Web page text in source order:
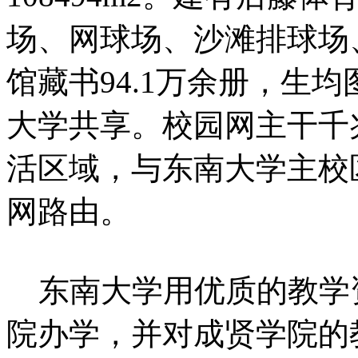
场、网球场、沙滩排球
馆藏书94.1万余册，生均
大学共享。校园网主干
活区域，与东南大学主
网路由。
东南大学用优质的教学
院办学，并对成贤学院